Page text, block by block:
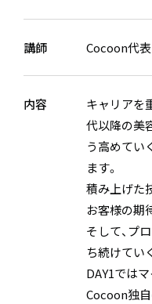
講師 Cocoon代
内容
キャリアを
代以降の美
う高めてい
ます。
積み上げた
お客様の期
そして、プ
ち続けてい
DAY1では
Cocoon独